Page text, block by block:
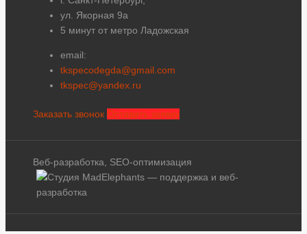
ул. Якорная 9а
5 минут от метро Ладожская
email:
tkspecodegda@gmail.com
tkspec@yandex.ru
Заказать звонок Оставить заявку
Веб-разработка, SEO-оптимизация